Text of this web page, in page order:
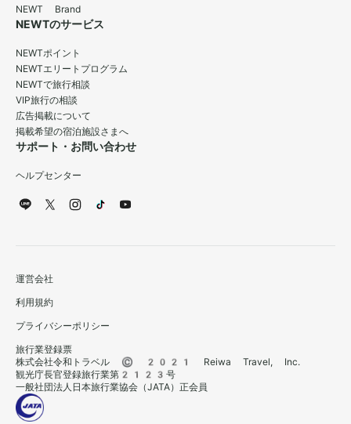
NEWT Brand
NEWTのサービス
NEWTポイント
NEWTエリートプログラム
NEWTで旅行相談
VIP旅行の相談
広告掲載について
掲載希望の宿泊施設さまへ
サポート・お問い合わせ
ヘルプセンター
運営会社
利用規約
プライバシーポリシー
旅行業登録票
株式会社令和トラベル © 2021 Reiwa Travel, Inc.
観光庁長官登録旅行業第2123号
一般社団法人日本旅行業協会（JATA）正会員